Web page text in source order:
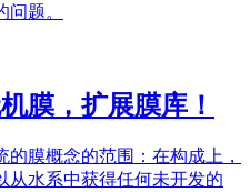
题。
膜，扩展膜库！
膜概念的范围：在构成上，
从水系中获得任何未开发的